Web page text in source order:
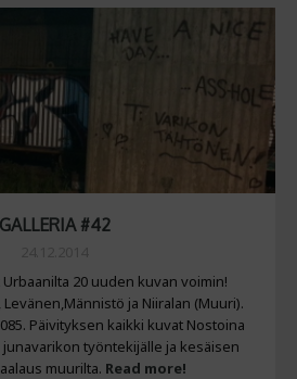
GALLERIA #42
20 uuden kuvan voimin!
ja Niiralan (Muuri).
Päivityksen kaikki kuvat Nostoina
työntekijälle ja kesäisen
muurilta. Read more!